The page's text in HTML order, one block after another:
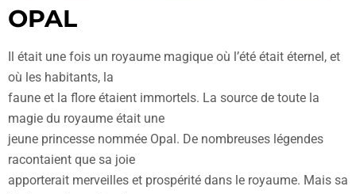
OPAL
Il était une fois un royaume magique où l’été était éternel, et
où les habitants, la
faune et la flore étaient immortels. La source de toute la
magie du royaume était une
jeune princesse nommée Opal. De nombreuses légendes
racontaient que sa joie
apporterait merveilles et prospérité dans le royaume. Mais sa